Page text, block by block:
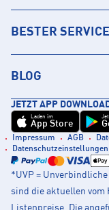
BESTER SERVICE
BLOG
JETZT APP
Laden im
App Store
Impressum AGB
Datenschutzeinstellungen
*UVP =
sind die aktuellen